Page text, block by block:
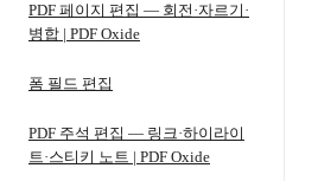
PDF 페이지 편집 — 회전·자르기·
병합 | PDF Oxide
폼 필드 편집
PDF 주석 편집 — 링크·하이라이
트·스티키 노트 | PDF Oxide